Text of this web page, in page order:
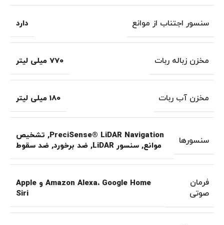
سنسور اجتناب از موانع دارد
مخزن زباله ربات 770 میلی لیتر
مخزن آب ربات 180 میلی لیتر
سنسورها PreciSense® LiDAR Navigation
, تشخیص
موانع, سنسور LiDAR , ضد برخورد, ضد سقوط
فرمان
صوتی
Amazon Alexa، Google Home و Apple
Siri